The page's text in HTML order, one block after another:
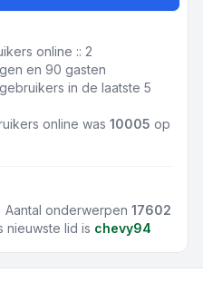
online :: 2
en 90 gasten
in de laatste 5
online was 10005 op
Aantal onderwerpen17602
nieuwste lid is chevy94